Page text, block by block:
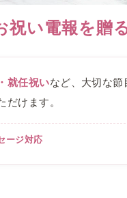
祝い電報を贈
就任祝いなど、大切な
けます。
ージ対応